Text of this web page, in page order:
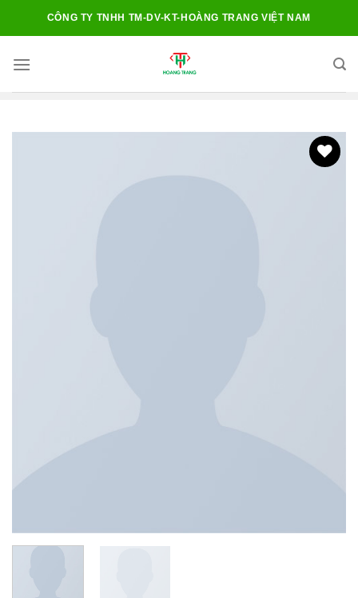
dung
CÔNG TY TNHH TM-DV-KT-HOÀNG TRANG VIỆT NAM